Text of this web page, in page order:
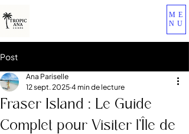
ME
NU
Post
Fraser Island : Le Guide
Complet pour Visiter l’Île de
Ana Pariselle
12 sept. 2025 4 min de lecture